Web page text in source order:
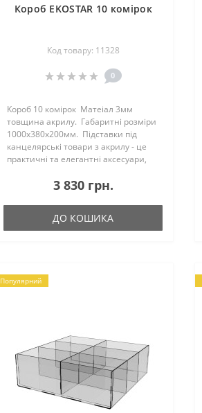
Короб EKOSTAR 10 комірок
Код товару: 11328
0
Короб 10 комірок Матеіал 3мм
товщина акрилу. Габаритні розміри
1000х380х200мм. Підставки під
канцелярські товари з акрилу - це
практичні та елегантні аксесуари,
акуратне та зручне зберігання
3 830 грн.
ДО КОШИКА
Популярний